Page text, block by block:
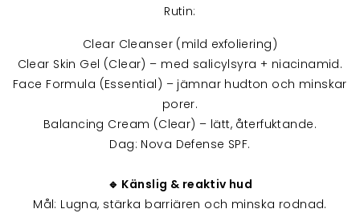
Rutin:
Clear Cleanser (mild exfoliering)
Clear Skin Gel (Clear) – med salicylsyra + niacinamid.
Face Formula (Essential) – jämnar hudton och minskar
porer.
Balancing Cream (Clear) – lätt, återfuktande.
Dag: Nova Defense SPF.
🔹 Känslig & reaktiv hud
Mål: Lugna, stärka barriären och minska rodnad.